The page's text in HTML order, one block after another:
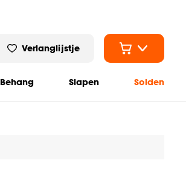
Verlanglijstje
Behang Slapen Solden